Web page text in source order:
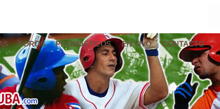
FOROS PRONÓSTICOS EN VIVO CONTACTO